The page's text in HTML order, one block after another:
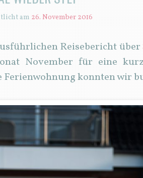
am 26. November 2016
Reisebericht über
November für eine
Ferienwohnung konnten wir